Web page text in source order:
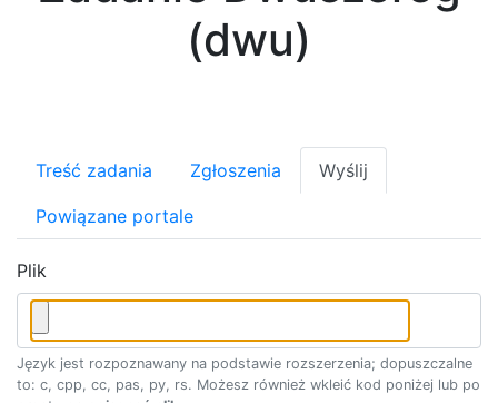
(dwu)
Treść zadania Zgłoszenia Wyślij
Powiązane portale
Plik
Język jest rozpoznawany na podstawie rozszerzenia; dopuszczalne
to: c, cpp, cc, pas, py, rs. Możesz również wkleić kod poniżej lub po